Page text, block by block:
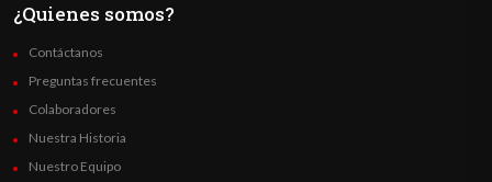
¿Quienes somos?
Contáctanos
Preguntas frecuentes
Colaboradores
Nuestra Historia
Nuestro Equipo